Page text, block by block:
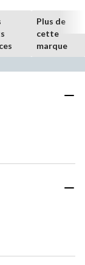
Plus de
cette
marque